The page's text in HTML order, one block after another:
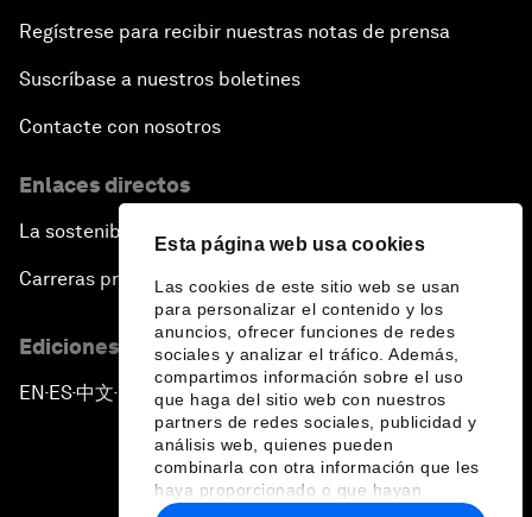
Esta página web usa cookies
Las cookies de este sitio web se usan
para personalizar el contenido y los
anuncios, ofrecer funciones de redes
sociales y analizar el tráfico. Además,
compartimos información sobre el uso
que haga del sitio web con nuestros
partners de redes sociales, publicidad y
análisis web, quienes pueden
combinarla con otra información que les
haya proporcionado o que hayan
recopilado a partir del uso que haya
Regístrese para recibir nuestras notas de prensa
Suscríbase a nuestros boletines
Contacte con nosotros
Enlaces directos
La sostenibilidad en el Foro
Carreras profesionales
Ediciones en otros idiomas
EN ▪ES▪中文▪ 日本語